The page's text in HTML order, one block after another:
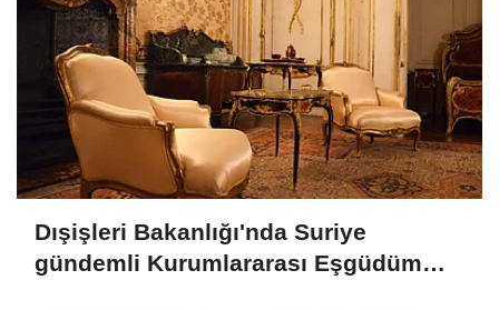
Dışişleri Bakanlığı'nda Suriye
gündemli Kurumlararası Eşgüdüm